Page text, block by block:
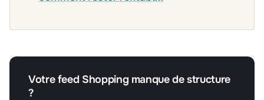
Votre feed Shopping manque de structure
?